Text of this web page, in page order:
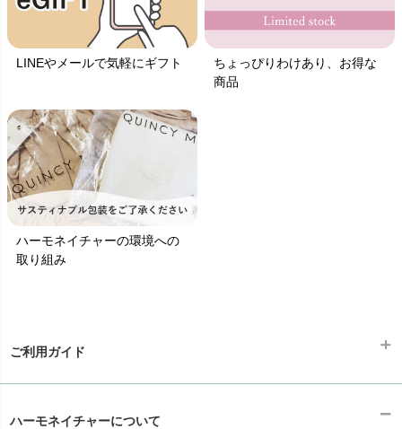
LINEやメールで気軽にギフト
ちょっぴりわけあり、お得な
商品
ハーモネイチャーの環境への
取り組み
ご利用ガイド
ハーモネイチャーについて